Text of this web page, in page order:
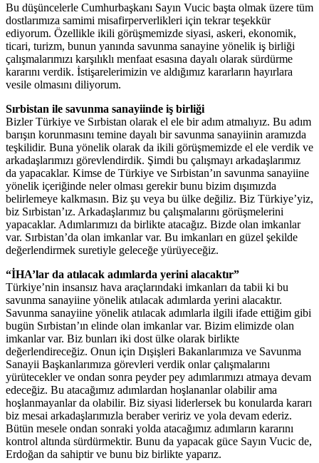
Bu düşüncelerle Cumhurbaşkanı Sayın Vucic başta olmak üzere tüm
dostlarımıza samimi misafirperverlikleri için tekrar teşekkür
ediyorum. Özellikle ikili görüşmemizde siyasi, askeri, ekonomik,
ticari, turizm, bunun yanında savunma sanayine yönelik iş birliği
çalışmalarımızı karşılıklı menfaat esasına dayalı olarak sürdürme
kararını verdik. İstişarelerimizin ve aldığımız kararların hayırlara
vesile olmasını diliyorum.
Sırbistan ile savunma sanayiinde iş birliği
Bizler Türkiye ve Sırbistan olarak el ele bir adım atmalıyız. Bu adım
barışın korunmasını temine dayalı bir savunma sanayiinin aramızda
teşkilidir. Buna yönelik olarak da ikili görüşmemizde el ele verdik ve
arkadaşlarımızı görevlendirdik. Şimdi bu çalışmayı arkadaşlarımız
da yapacaklar. Kimse de Türkiye ve Sırbistan’ın savunma sanayiine
yönelik içeriğinde neler olması gerekir bunu bizim dışımızda
belirlemeye kalkmasın. Biz şu veya bu ülke değiliz. Biz Türkiye’yiz,
biz Sırbistan’ız. Arkadaşlarımız bu çalışmalarını görüşmelerini
yapacaklar. Adımlarımızı da birlikte atacağız. Bizde olan imkanlar
var. Sırbistan’da olan imkanlar var. Bu imkanları en güzel şekilde
değerlendirmek suretiyle geleceğe yürüyeceğiz.
“İHA’lar da atılacak adımlarda yerini alacaktır”
Türkiye’nin insansız hava araçlarındaki imkanları da tabii ki bu
savunma sanayiine yönelik atılacak adımlarda yerini alacaktır.
Savunma sanayiine yönelik atılacak adımlarla ilgili ifade ettiğim gibi
bugün Sırbistan’ın elinde olan imkanlar var. Bizim elimizde olan
imkanlar var. Biz bunları iki dost ülke olarak birlikte
değerlendireceğiz. Onun için Dışişleri Bakanlarımıza ve Savunma
Sanayii Başkanlarımıza görevleri verdik onlar çalışmalarını
yürütecekler ve ondan sonra peyder pey adımlarımızı atmaya devam
edeceğiz. Bu atacağımız adımlardan hoşlananlar olabilir ama
hoşlanmayanlar da olabilir. Biz siyasi liderlersek bu konularda kararı
biz mesai arkadaşlarımızla beraber veririz ve yola devam ederiz.
Bütün mesele ondan sonraki yolda atacağımız adımların kararını
kontrol altında sürdürmektir. Bunu da yapacak güce Sayın Vucic de,
Erdoğan da sahiptir ve bunu biz birlikte yaparız.